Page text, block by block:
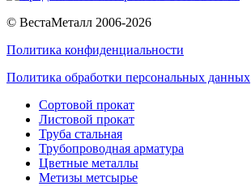
© ВестаМеталл 2006-2026
Политика конфиденциальности
Политика обработки персональных данных
Сортовой прокат
Листовой прокат
Труба стальная
Трубопроводная арматура
Цветные металлы
Метизы метсырье